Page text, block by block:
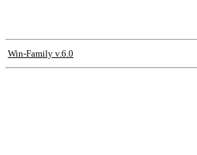
Win-Family v.6.0